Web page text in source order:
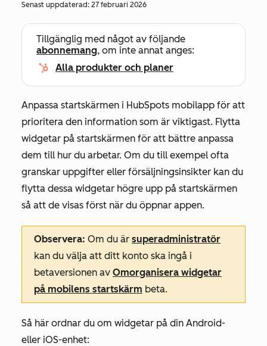
Senast uppdaterad: 27 februari 2026
Tillgänglig med något av följande
abonnemang, om inte annat anges:
Alla produkter och planer
Anpassa startskärmen i HubSpots mobilapp för att
prioritera den information som är viktigast. Flytta
widgetar på startskärmen för att bättre anpassa
dem till hur du arbetar. Om du till exempel ofta
granskar uppgifter eller försäljningsinsikter kan du
flytta dessa widgetar högre upp på startskärmen
så att de visas först när du öppnar appen.
Observera: Om du är superadministratör
kan du välja att ditt konto ska ingå i
betaversionen av Omorganisera widgetar
på mobilens startskärm beta.
Så här ordnar du om widgetar på din Android-
eller iOS-enhet: